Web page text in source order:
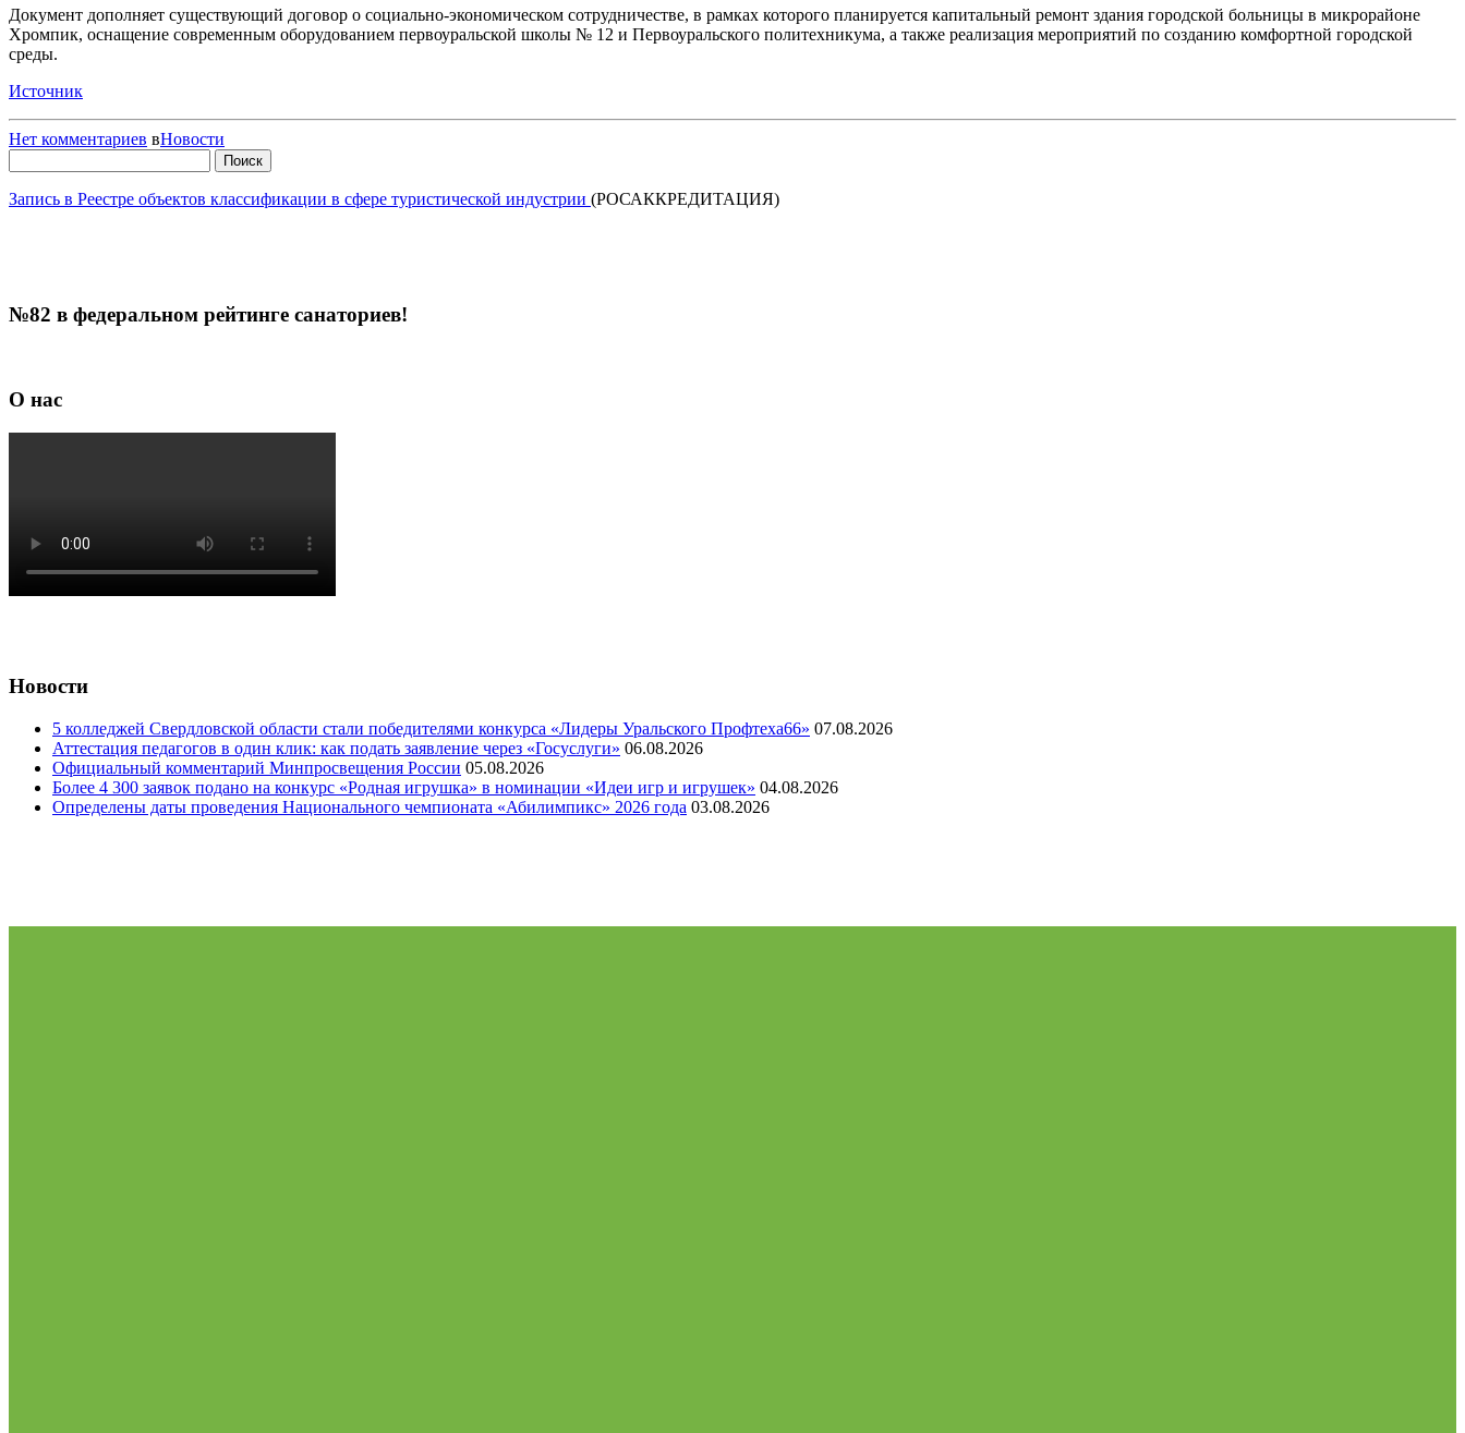
Документ дополняет существующий договор о социально-экономическом сотрудничестве, в рамках которого планируется капитальный ремонт здания городской больницы в микрорайоне
Хромпик, оснащение современным оборудованием первоуральской школы № 12 и Первоуральского политехникума, а также реализация мероприятий по созданию комфортной городской
среды.
Источник
Нет комментариев вНовости
Запись в Реестре объектов классификации в сфере туристической индустрии (РОСАККРЕДИТАЦИЯ)
№82 в федеральном рейтинге санаториев!
О нас
Новости
5 колледжей Свердловской области стали победителями конкурса «Лидеры Уральского Профтеха66» 07.08.2026
Аттестация педагогов в один клик: как подать заявление через «Госуслуги» 06.08.2026
Официальный комментарий Минпросвещения России 05.08.2026
Более 4 300 заявок подано на конкурс «Родная игрушка» в номинации «Идеи игр и игрушек» 04.08.2026
Определены даты проведения Национального чемпионата «Абилимпикс» 2026 года 03.08.2026